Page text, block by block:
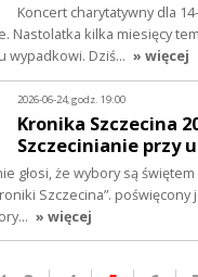
Koncert charytatywny dla
Nastolatka kilka miesięcy
wypadkowi. Dziś… » więcej
2026-06-24, godz. 19:00
Kronika Szczecina
Szczecinianie przy
głosi, że wybory są
Szczecina”. poświęcony
» więcej